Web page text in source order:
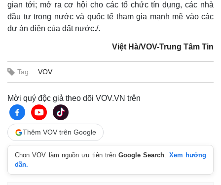
gian tới; mở ra cơ hội cho các tổ chức tín dụng, các nhà
đầu tư trong nước và quốc tế tham gia mạnh mẽ vào các
dự án điện của đất nước./.
Việt Hà/VOV-Trung Tâm Tin
Tag: VOV
Mời quý độc giả theo dõi VOV.VN trên
Thêm VOV trên Google
Chọn VOV làm nguồn ưu tiên trênGoogle Search. Xem hướng
dẫn.